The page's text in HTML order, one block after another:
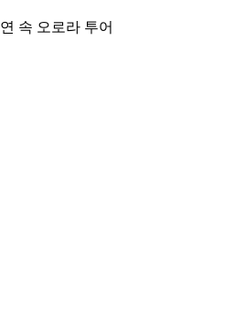
속 오로라 투어